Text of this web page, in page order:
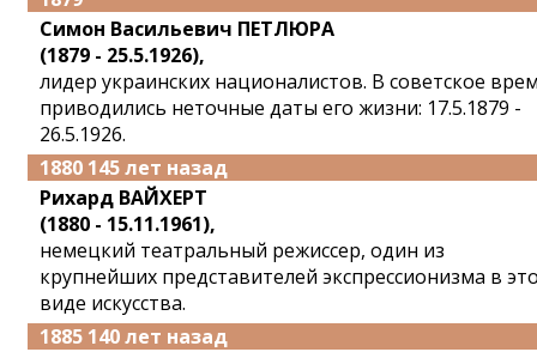
Симон Васильевич ПЕТЛЮРА
(1879 - 25.5.1926),
лидер украинских националистов. В советское
приводились неточные даты его жизни: 17.5.1879 -
26.5.1926.
1880 145 лет назад
Рихард ВАЙХЕРТ
(1880 - 15.11.1961),
немецкий театральный режиссер, один из
крупнейших представителей экспрессионизма в
виде искусства.
1885 140 лет назад